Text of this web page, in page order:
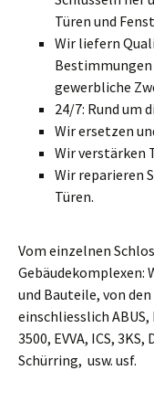
Türen und
Wir liefern
Bestimmungen
gewerbliche
24/7: Rund um
Wir ersetzen
Wir verstärken
Wir reparieren
Türen.
Vom einzelnen
und Bauteile, von
einschliesslich
3500, EVVA, ICS,
Schürring, usw. usf.